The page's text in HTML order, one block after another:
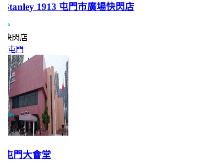
1913 屯門市廣場快閃店
閃店
屯門
門大會堂